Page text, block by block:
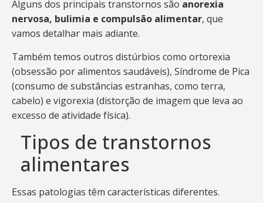
Alguns dos principais transtornos são anorexia
nervosa, bulimia e compulsão alimentar, que
vamos detalhar mais adiante.
Também temos outros distúrbios como ortorexia
(obsessão por alimentos saudáveis), Síndrome de Pica
(consumo de substâncias estranhas, como terra,
cabelo) e vigorexia (distorção de imagem que leva ao
excesso de atividade física).
Tipos de transtornos
alimentares
Essas patologias têm características diferentes.